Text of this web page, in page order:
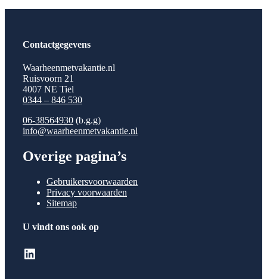
Contactgegevens
Waarheenmetvakantie.nl
Ruisvoorn 21
4007 NE Tiel
0344 – 846 530
06-38564930 (b.g.g)
info@waarheenmetvakantie.nl
Overige pagina’s
Gebruikersvoorwaarden
Privacy voorwaarden
Sitemap
U vindt ons ook op
LinkedIn